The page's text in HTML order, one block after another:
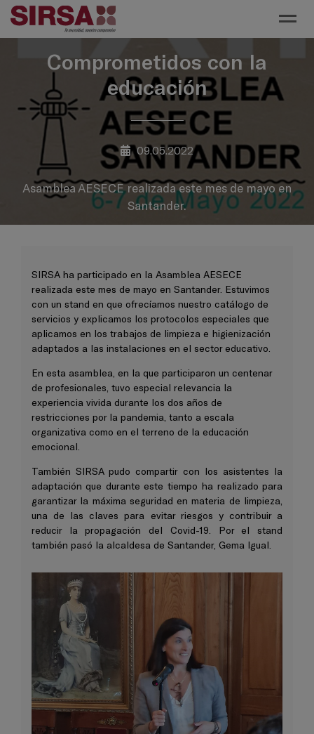
Comprometidos con la
educación
09.05.2022
Asamblea AESECE realizada este mes de mayo en
Santander.
SIRSA ha participado en la Asamblea AESECE
realizada este mes de mayo en Santander. Estuvimos
con un stand en que ofrecíamos nuestro catálogo de
servicios y explicamos los protocolos especiales que
aplicamos en los trabajos de limpieza e higienización
adaptados a las instalaciones en el sector educativo.
En esta asamblea, en la que participaron un centenar
de profesionales, tuvo especial relevancia la
experiencia vivida durante los dos años de
restricciones por la pandemia, tanto a escala
organizativa como en el terreno de la educación
emocional.
También SIRSA pudo compartir con los asistentes la
adaptación que durante este tiempo ha realizado para
garantizar la máxima seguridad en materia de limpieza,
una de las claves para evitar riesgos y contribuir a
reducir la propagación del Covid-19. Por el stand
también pasó la alcaldesa de Santander, Gema Igual.